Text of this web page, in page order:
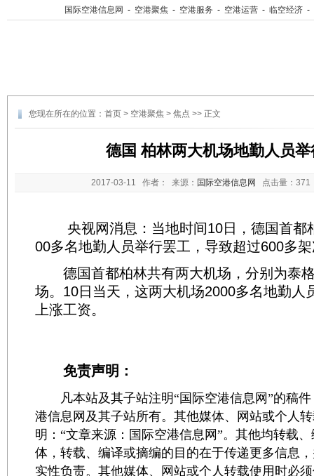
国际空港信息网 - 空港聚焦 - 空港服务 - 空港运营 - 临空经济 -
您现在所在的位置： 首页 > 空港聚焦 > 焦点 >> 正文
德国 柏林两大机场地勤人员
2017-03-11 作者： 来源： 国际空港信息网 点击量：
央视网消息：当地时间10日，德国首都
00多名地勤人员举行罢工，导致超过600多
德国首都柏林共有两大机场，分别为泰
场。10日当天，这两大机场2000多名地勤人
上涨工资。
免责声明：
凡本站及其子站注明“国际空港信息网”的稿件
港信息网及其子站所有。其他媒体、网站或个人
明：“文章来源：国际空港信息网”。其他均转载
体，转载、编译或摘编的目的在于传递更多信息
实性负责。其他媒体、网站或个人转载使用时必